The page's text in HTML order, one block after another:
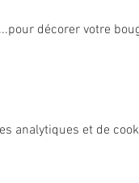
décorer votre
analytiques et de